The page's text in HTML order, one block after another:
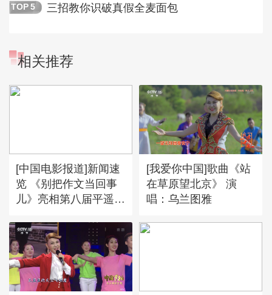
TOP 5 三招教你识破真假全麦面包
相关推荐
[中国电影报道]新闻速
览 《别把作文当回事
儿》亮相第八届平遥国
[我爱你中国]歌曲《站
在草原望北京》 演
唱：乌兰图雅